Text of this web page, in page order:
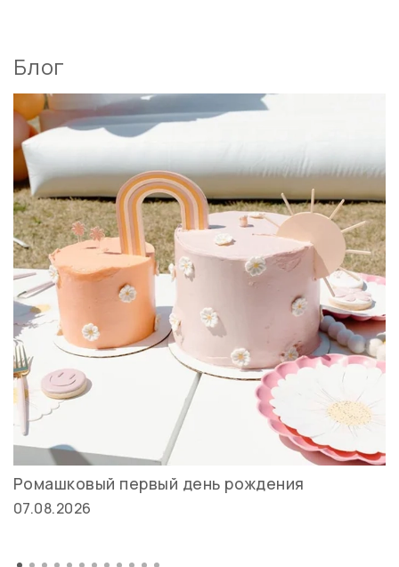
Блог
Ромашковый первый день рождения
07.08.2026